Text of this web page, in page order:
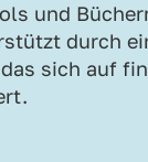
und
durch
sich auf